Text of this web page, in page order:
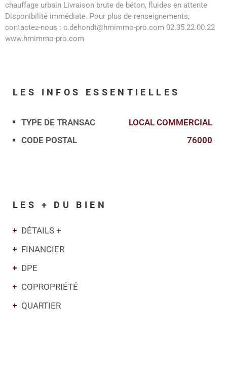
chauffage urbain Livraison brute de béton, fluides en attente
Disponibilité immédiate. Pour plus de renseignements,
contactez-nous : c.dehondt@hmimmo-pro.com 02.35.22.00.22
www.hmimmo-pro.com
LES INFOS ESSENTIELLES
Caractérisque Valeurs
TYPE DE TRANSAC
LOCAL COMMERCIAL
CODE POSTAL
76000
LES + DU BIEN
DÉTAILS +
FINANCIER
DPE
COPROPRIÉTÉ
QUARTIER